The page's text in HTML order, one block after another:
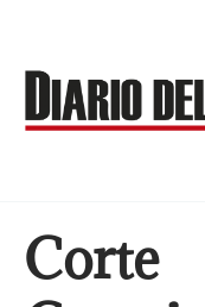
contenido
Corte